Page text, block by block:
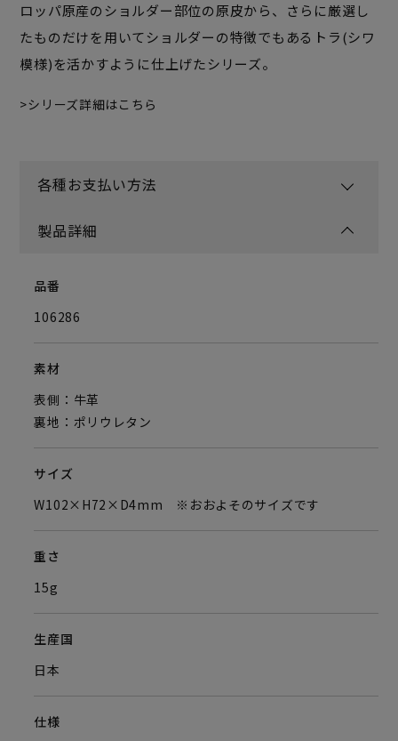
ロッパ原産のショルダー部位の原皮から、さらに厳選し
たものだけを用いてショルダーの特徴でもあるトラ(シワ
模様)を活かすように仕上げたシリーズ。
シリーズ詳細はこちら
各種お支払い方法
製品詳細
品番
106286
素材
表側：牛革
裏地：ポリウレタン
サイズ
W102×H72×D4mm ※おおよそのサイズです
重さ
15g
生産国
日本
仕様